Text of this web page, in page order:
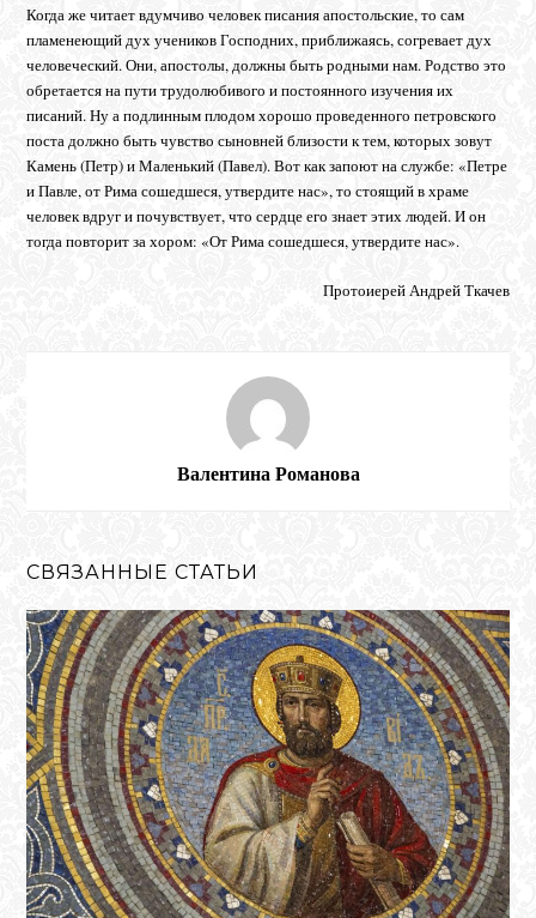
Когда же читает вдумчиво человек писания апостольские, то сам
пламенеющий дух учеников Господних, приближаясь, согревает дух
человеческий. Они, апостолы, должны быть родными нам. Родство это
обретается на пути трудолюбивого и постоянного изучения их
писаний. Ну а подлинным плодом хорошо проведенного петровского
поста должно быть чувство сыновней близости к тем, которых зовут
Камень (Петр) и Маленький (Павел). Вот как запоют на службе: «Петре
и Павле, от Рима сошедшеся, утвердите нас», то стоящий в храме
человек вдруг и почувствует, что сердце его знает этих людей. И он
тогда повторит за хором: «От Рима сошедшеся, утвердите нас».
Протоиерей Андрей Ткачев
Валентина Романова
СВЯЗАННЫЕ СТАТЬИ